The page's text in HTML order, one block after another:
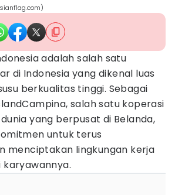
adalah salah satu
di Indonesia yang dikenal luas
berkualitas tinggi. Sebagai
salah satu koperasi
yang berpusat di Belanda,
untuk terus
menciptakan lingkungan kerja